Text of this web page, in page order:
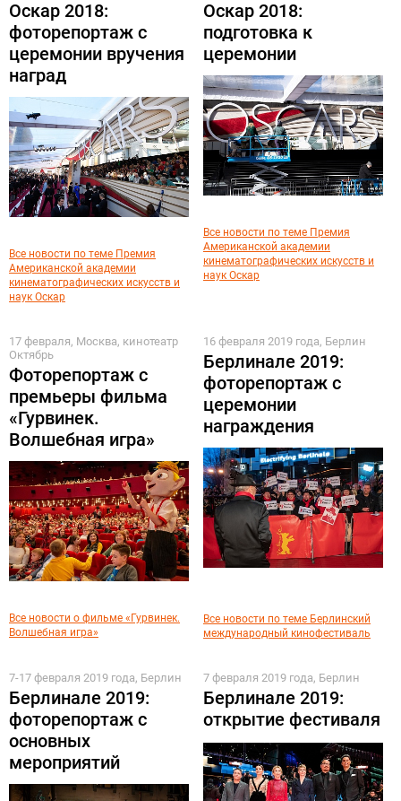
Оскар 2018:
фоторепортаж с
церемонии вручения
наград
Все новости по теме Премия
Американской академии
кинематографических искусств и
наук Оскар
Оскар 2018:
подготовка к
церемонии
Все новости по теме Премия
Американской академии
кинематографических искусств и
наук Оскар
17 февраля, Москва, кинотеатр
Октябрь
Фоторепортаж с
премьеры фильма
«Гурвинек.
Волшебная игра»
Все новости о фильме «Гурвинек.
Волшебная игра»
16 февраля 2019 года, Берлин
Берлинале 2019:
фоторепортаж с
церемонии
награждения
Все новости по теме Берлинский
международный кинофестиваль
7-17 февраля 2019 года, Берлин
Берлинале 2019:
фоторепортаж с
основных
мероприятий
7 февраля 2019 года, Берлин
Берлинале 2019:
открытие фестиваля